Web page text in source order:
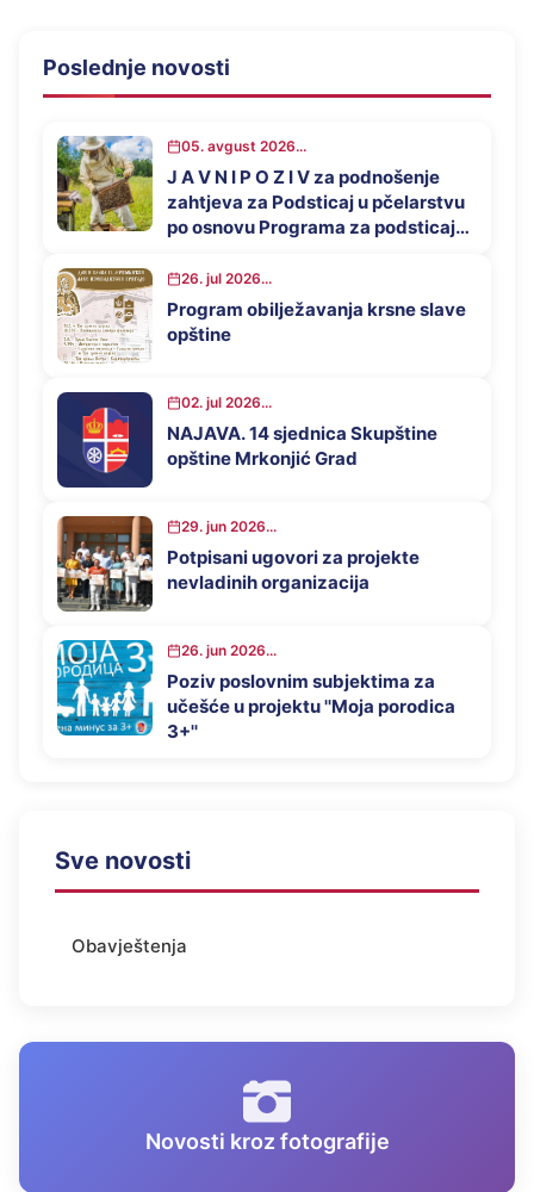
Poslednje novosti
05. avgust 2026...
J A V N I P O Z I V za podnošenje
zahtjeva za Podsticaj u pčelarstvu
po osnovu Programa za podsticaj
Mrkonjić Grad u 2026. godini
26. jul 2026...
Program obilježavanja krsne slave
opštine
02. jul 2026...
NAJAVA. 14 sjednica Skupštine
opštine Mrkonjić Grad
29. jun 2026...
Potpisani ugovori za projekte
nevladinih organizacija
26. jun 2026...
Poziv poslovnim subjektima za
učešće u projektu ''Moja porodica
3+''
Sve novosti
Obavještenja
Novosti kroz fotografije